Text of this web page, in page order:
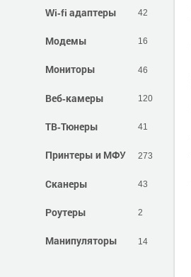
Wi-fi адаптеры 42
Модемы 16
Мониторы 46
Веб-камеры 120
ТВ-Тюнеры 41
Принтеры и МФУ 273
Сканеры 43
Роутеры 2
Манипуляторы 14